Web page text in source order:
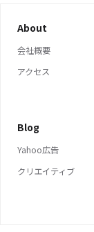
About
会社概要
アクセス
Blog
Yahoo広告
クリエイティブ